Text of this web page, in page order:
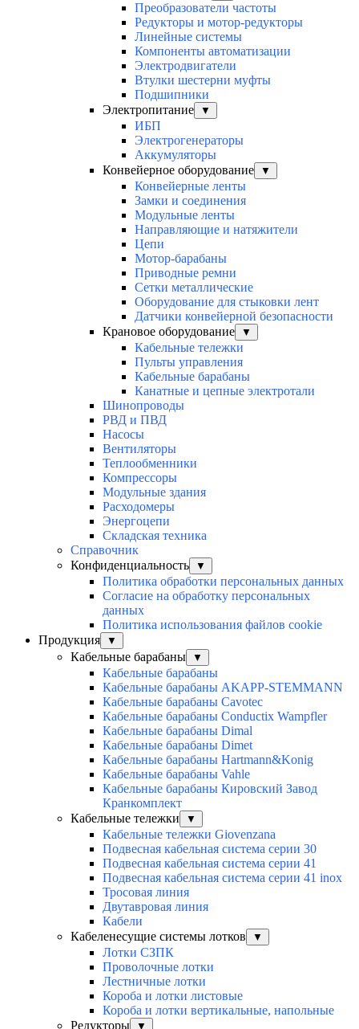
Преобразователи частоты
Редукторы и мотор-редукторы
Линейные системы
Компоненты автоматизации
Электродвигатели
Втулки шестерни муфты
Подшипники
Электропитание
▼
ИБП
Электрогенераторы
Аккумуляторы
Конвейерное оборудование
▼
Конвейерные ленты
Замки и соединения
Модульные ленты
Направляющие и натяжители
Цепи
Мотор-барабаны
Приводные ремни
Сетки металлические
Оборудование для стыковки лент
Датчики конвейерной безопасности
Крановое оборудование
▼
Кабельные тележки
Пульты управления
Кабельные барабаны
Канатные и цепные электротали
Шинопроводы
РВД и ПВД
Насосы
Вентиляторы
Теплообменники
Компрессоры
Модульные здания
Расходомеры
Энергоцепи
Складская техника
Справочник
Конфиденциальность
▼
Политика обработки персональных данных
Согласие на обработку персональных
данных
Политика использования файлов cookie
Продукция
▼
Кабельные барабаны ▼
Кабельные барабаны
Кабельные барабаны AKAPP-STEMMANN
Кабельные барабаны Cavotec
Кабельные барабаны Conductix Wampfler
Кабельные барабаны Dimal
Кабельные барабаны Dimet
Кабельные барабаны Hartmann&Konig
Кабельные барабаны Vahle
Кабельные барабаны Кировский Завод
Кранкомплект
Кабельные тележки
▼
Кабельные тележки Giovenzana
Подвесная кабельная система серии 30
Подвесная кабельная система серии 41
Подвесная кабельная система серии 41 inox
Тросовая линия
Двутавровая линия
Кабели
Кабеленесущие системы лотков
▼
Лотки СЗПК
Проволочные лотки
Лестничные лотки
Короба и лотки листовые
Короба и лотки вертикальные, напольные
Редукторы
▼